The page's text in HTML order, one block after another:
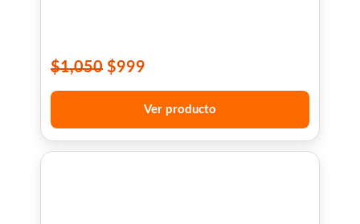
$1,050 $999
Ver producto